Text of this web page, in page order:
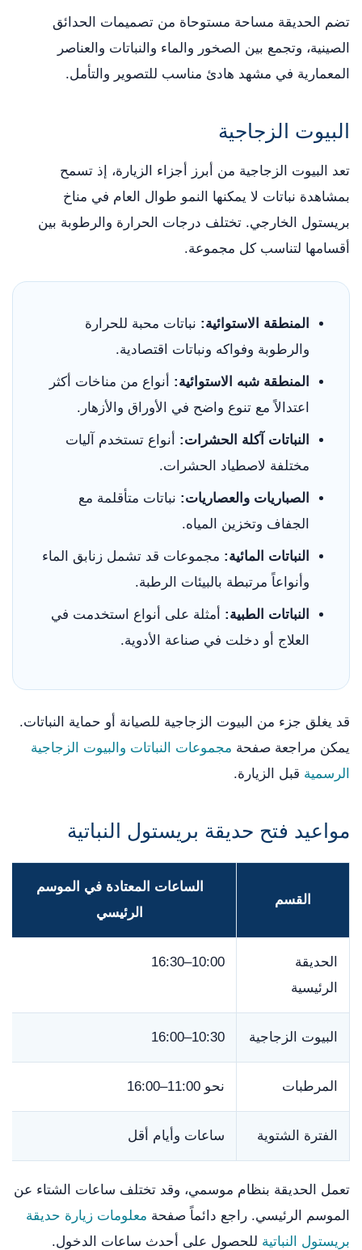
تضم الحديقة مساحة مستوحاة من تصميمات الحدائق
الصينية، وتجمع بين الصخور والماء والنباتات والعناصر
المعمارية في مشهد هادئ مناسب للتصوير والتأمل.
البيوت الزجاجية
تعد البيوت الزجاجية من أبرز أجزاء الزيارة، إذ تسمح
بمشاهدة نباتات لا يمكنها النمو طوال العام في مناخ
بريستول الخارجي. تختلف درجات الحرارة والرطوبة بين
أقسامها لتناسب كل مجموعة.
المنطقة الاستوائية: نباتات محبة للحرارة
والرطوبة وفواكه ونباتات اقتصادية.
المنطقة شبه الاستوائية: أنواع من مناخات أكثر
اعتدالاً مع تنوع واضح في الأوراق والأزهار.
النباتات آكلة الحشرات: أنواع تستخدم آليات
مختلفة لاصطياد الحشرات.
الصباريات والعصاريات: نباتات متأقلمة مع
الجفاف وتخزين المياه.
النباتات المائية: مجموعات قد تشمل زنابق الماء
وأنواعاً مرتبطة بالبيئات الرطبة.
النباتات الطبية: أمثلة على أنواع استخدمت في
العلاج أو دخلت في صناعة الأدوية.
قد يغلق جزء من البيوت الزجاجية للصيانة أو حماية النباتات.
يمكن مراجعة صفحة مجموعات النباتات والبيوت الزجاجية
الرسمية قبل الزيارة.
مواعيد فتح حديقة بريستول النباتية
القسم
الساعات المعتادة في الموسم
الرئيسي
الحديقة
الرئيسية
10:00–16:30
البيوت الزجاجية 10:30–16:00
المرطبات نحو 11:00–16:00
الفترة الشتوية ساعات وأيام أقل
تعمل الحديقة بنظام موسمي، وقد تختلف ساعات الشتاء عن
الموسم الرئيسي. راجع دائماً صفحة معلومات زيارة حديقة
بريستول النباتية للحصول على أحدث ساعات الدخول.